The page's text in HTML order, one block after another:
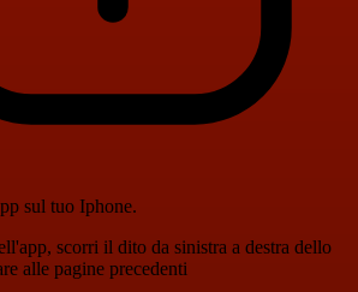
sul tuo Iphone.
scorri il dito da sinistra a destra dello
alle pagine precedenti